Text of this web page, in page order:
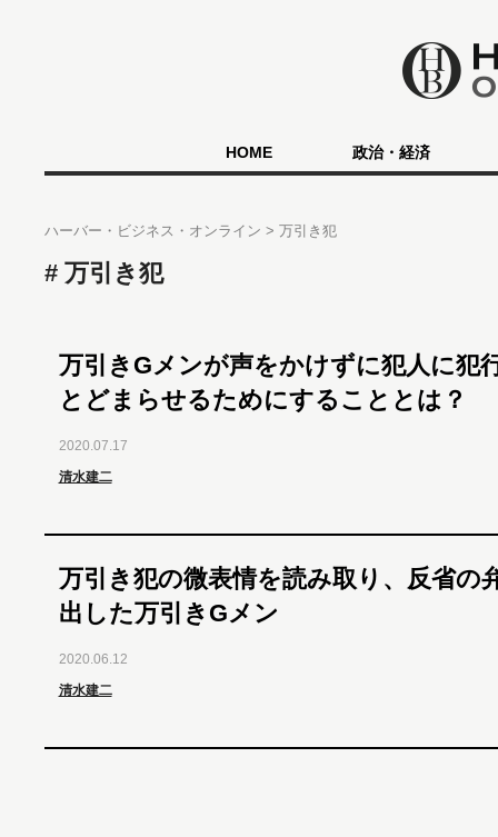
HOME 政治・経済
ハーバー・ビジネス・オンライン 万引き犯
万引き犯
万引きGメンが声をかけずに犯人に犯
とどまらせるためにすることとは？
2020.07.17
清水建二
万引き犯の微表情を読み取り、反省の
出した万引きGメン
2020.06.12
清水建二